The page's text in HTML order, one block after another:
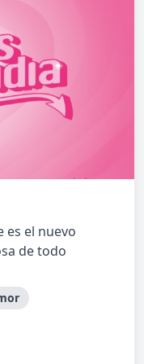
es el nuevo
de todo